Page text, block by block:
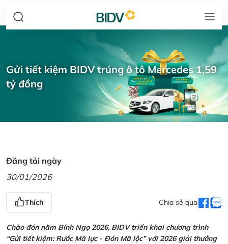
Gửi tiết kiệm BIDV trúng ô tô Mercedes 1,59
tỷ đồng
Đăng tải ngày
30/01/2026
Thích Chia sẻ qua
Chào đón năm Bính Ngọ 2026, BIDV triển khai chương trình
“Gửi tiết kiệm: Rước Mã lực - Đón Mã lộc” với 2026 giải thưởng